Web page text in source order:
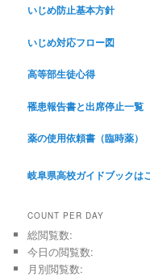
いじめ防止基本方針
いじめ対応フロー図
高等部生徒心得
罹患報告書と出席停止一覧
薬の使用依頼書（臨時薬）
岐阜県高校ガイドブックは
COUNT PER DAY
総閲覧数:
今日の閲覧数:
月別閲覧数: